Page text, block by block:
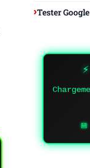
Tester
💾